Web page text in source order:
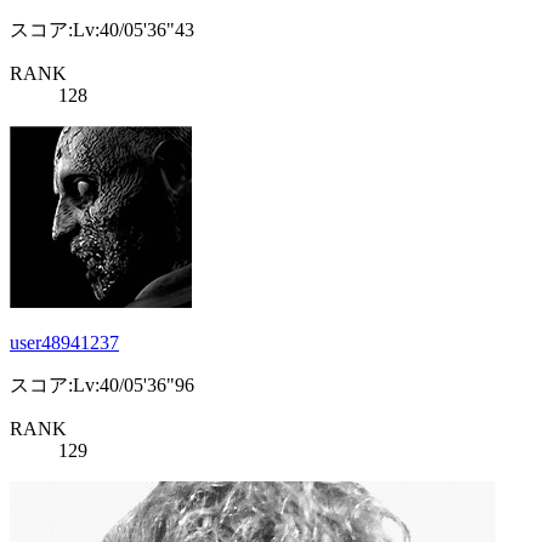
スコア:Lv:40/05'36"43
RANK
128
user48941237
スコア:Lv:40/05'36"96
RANK
129